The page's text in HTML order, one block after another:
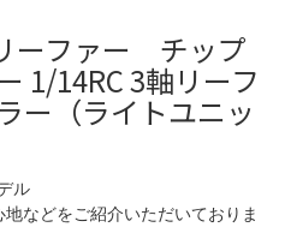
ーファー チップ
1/14RC 3軸リーフ
ー（ライトユニッ
ル
などをご紹介いただいておりま